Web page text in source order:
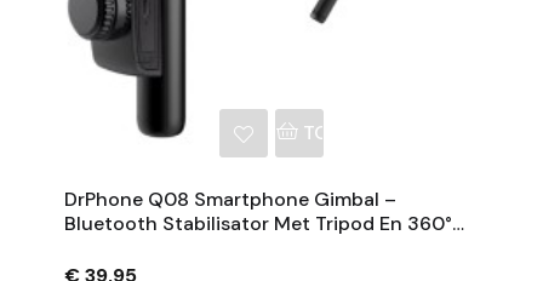
TOEVOEGEN AAN
DrPhone Q08 Smartphone Gimbal –
Bluetooth Stabilisator Met Tripod En 360°
€ 39,95